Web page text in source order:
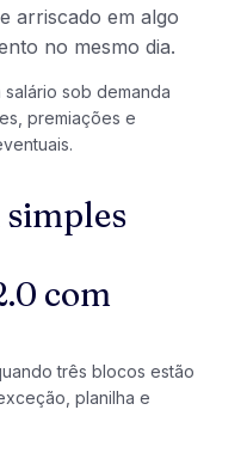
arriscado em algo
no mesmo dia.
sob demanda
premiações e
com
três blocos estão
planilha e